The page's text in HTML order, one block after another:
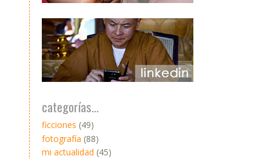
categorías...
ficciones (49)
fotografía (88)
mi actualidad (45)